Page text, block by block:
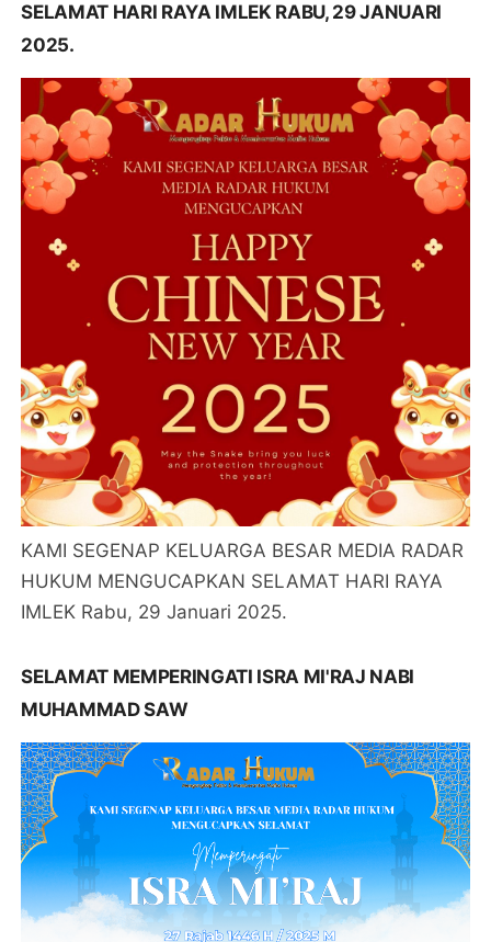
SELAMAT HARI RAYA IMLEK RABU, 29 JANUARI
2025.
KAMI SEGENAP KELUARGA BESAR MEDIA RADAR
HUKUM MENGUCAPKAN SELAMAT HARI RAYA
IMLEK Rabu, 29 Januari 2025.
SELAMAT MEMPERINGATI ISRA MI'RAJ NABI
MUHAMMAD SAW